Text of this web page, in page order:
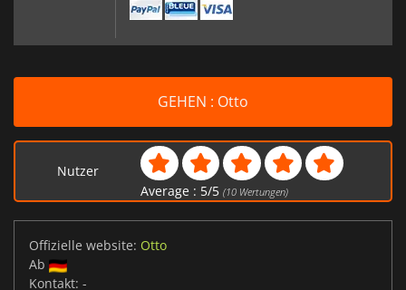
GEHEN : Otto
Nutzer
Average : 5/5 (10Wertungen)
Offizielle website: Otto
Ab
Kontakt: -